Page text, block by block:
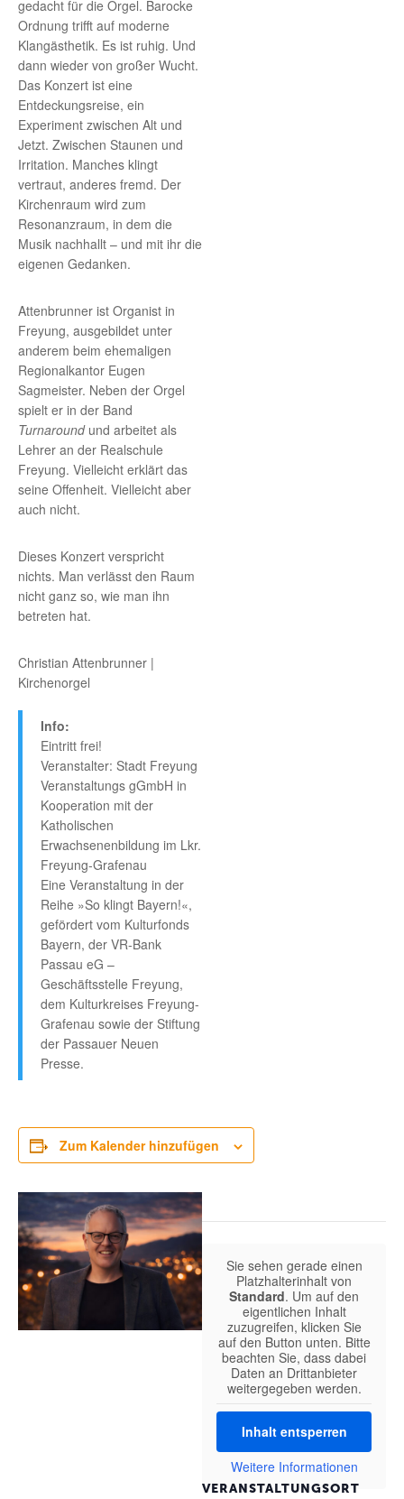
gedacht für die Orgel. Barocke
Ordnung trifft auf moderne
Klangästhetik. Es ist ruhig. Und
dann wieder von großer Wucht.
Das Konzert ist eine
Entdeckungsreise, ein
Experiment zwischen Alt und
Jetzt. Zwischen Staunen und
Irritation. Manches klingt
vertraut, anderes fremd. Der
Kirchenraum wird zum
Resonanzraum, in dem die
Musik nachhallt – und mit ihr die
eigenen Gedanken.
Attenbrunner ist Organist in
Freyung, ausgebildet unter
anderem beim ehemaligen
Regionalkantor Eugen
Sagmeister. Neben der Orgel
spielt er in der Band
Turnaroundund arbeitet als
Lehrer an der Realschule
Freyung. Vielleicht erklärt das
seine Offenheit. Vielleicht aber
auch nicht.
Dieses Konzert verspricht
nichts. Man verlässt den Raum
nicht ganz so, wie man ihn
betreten hat.
Christian Attenbrunner |
Kirchenorgel
Info:
Eintritt frei!
Veranstalter: Stadt Freyung
Veranstaltungs gGmbH in
Kooperation mit der
Katholischen
Erwachsenenbildung im Lkr.
Freyung-Grafenau
Eine Veranstaltung in der
Reihe »So klingt Bayern!«,
gefördert vom Kulturfonds
Bayern, der VR-Bank
Passau eG –
Geschäftsstelle Freyung,
dem Kulturkreises Freyung-
Grafenau sowie der Stiftung
der Passauer Neuen
Presse.
Zum Kalender hinzufügen
VERANSTALTUNGSORT
Sie sehen gerade einen
Platzhalterinhalt von
Standard. Um auf den
eigentlichen Inhalt
zuzugreifen, klicken Sie
auf den Button unten. Bitte
beachten Sie, dass dabei
Daten an Drittanbieter
weitergegeben werden.
Inhalt entsperren
Weitere Informationen